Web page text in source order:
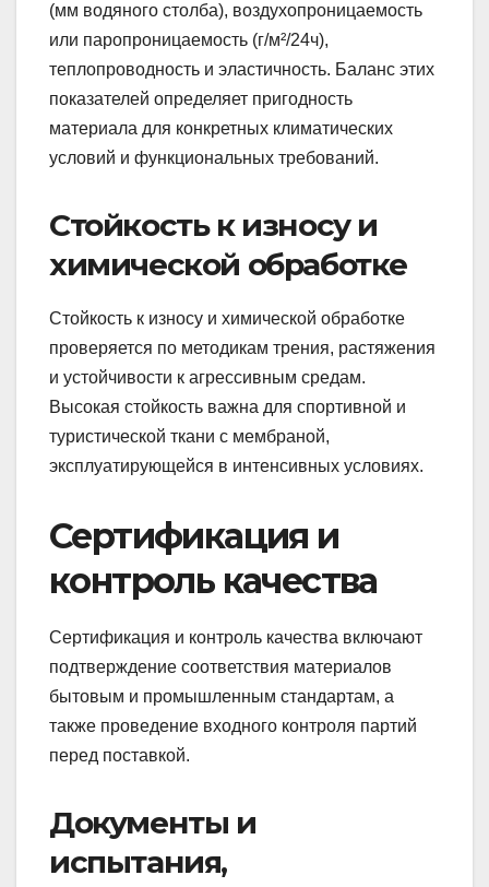
(мм водяного столба), воздухопроницаемость
или паропроницаемость (г/м²/24ч),
теплопроводность и эластичность. Баланс этих
показателей определяет пригодность
материала для конкретных климатических
условий и функциональных требований.
Стойкость к износу и
химической обработке
Стойкость к износу и химической обработке
проверяется по методикам трения, растяжения
и устойчивости к агрессивным средам.
Высокая стойкость важна для спортивной и
туристической ткани с мембраной,
эксплуатирующейся в интенсивных условиях.
Сертификация и
контроль качества
Сертификация и контроль качества включают
подтверждение соответствия материалов
бытовым и промышленным стандартам, а
также проведение входного контроля партий
перед поставкой.
Документы и
испытания,